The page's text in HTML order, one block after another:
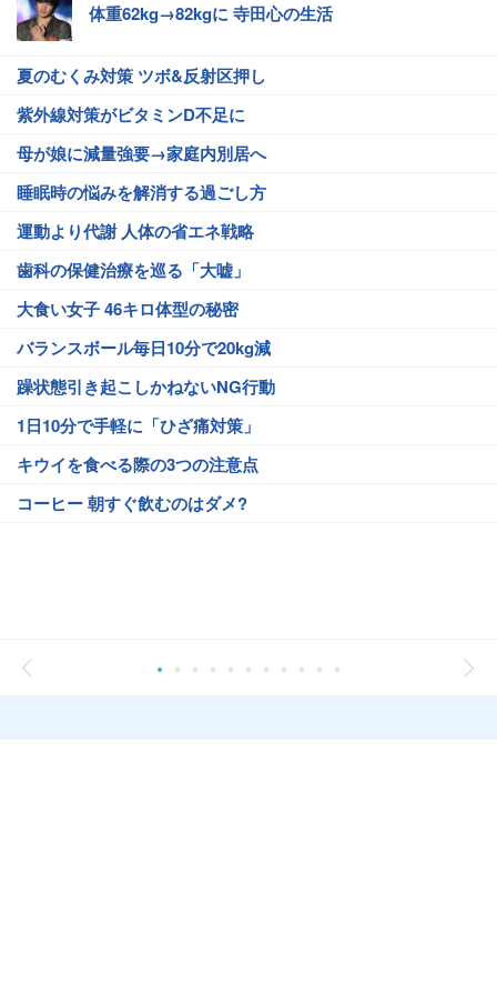
体重62kg→82kgに 寺田心の生活
夏のむくみ対策 ツボ&反射区押し
紫外線対策がビタミンD不足に
母が娘に減量強要→家庭内別居へ
睡眠時の悩みを解消する過ごし方
運動より代謝 人体の省エネ戦略
歯科の保健治療を巡る「大嘘」
大食い女子 46キロ体型の秘密
バランスボール毎日10分で20kg減
躁状態引き起こしかねないNG行動
1日10分で手軽に「ひざ痛対策」
キウイを食べる際の3つの注意点
コーヒー 朝すぐ飲むのはダメ?